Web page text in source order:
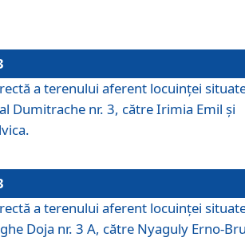
a terenului aferent locuinţei
Dumitrache nr. 3, către Irimia Emil şi
a terenului aferent locuinţei
Doja nr. 3 A, către Nyaguly Erno-